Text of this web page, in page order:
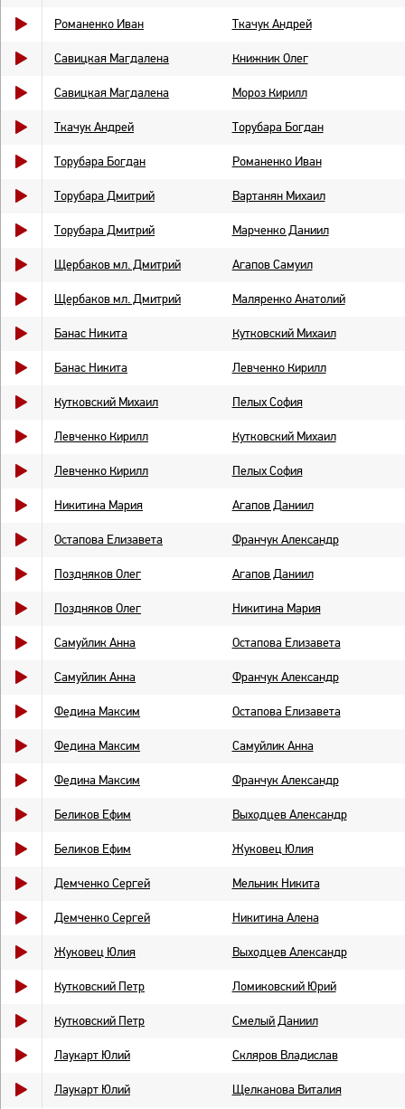
Романенко Иван Ткачук Андрей
Савицкая Магдалена Книжник Олег
Савицкая Магдалена Мороз Кирилл
Ткачук Андрей Торубара Богдан
Торубара Богдан Романенко Иван
Торубара Дмитрий Вартанян Михаил
Торубара Дмитрий Марченко Даниил
Щербаков мл. Дмитрий Агапов Самуил
Щербаков мл. Дмитрий Маляренко Анатолий
Банас Никита Кутковский Михаил
Банас Никита Левченко Кирилл
Кутковский Михаил Пелых София
Левченко Кирилл Кутковский Михаил
Левченко Кирилл Пелых София
Никитина Мария Агапов Даниил
Остапова Елизавета Франчук Александр
Поздняков Олег Агапов Даниил
Поздняков Олег Никитина Мария
Самуйлик Анна Остапова Елизавета
Самуйлик Анна Франчук Александр
Федина Максим Остапова Елизавета
Федина Максим Самуйлик Анна
Федина Максим Франчук Александр
Беликов Ефим Выходцев Александр
Беликов Ефим Жуковец Юлия
Демченко Сергей Мельник Никита
Демченко Сергей Никитина Алена
Жуковец Юлия Выходцев Александр
Кутковский Петр Ломиковский Юрий
Кутковский Петр Смелый Даниил
Лаукарт Юлий Скляров Владислав
Лаукарт Юлий Щелканова Виталия